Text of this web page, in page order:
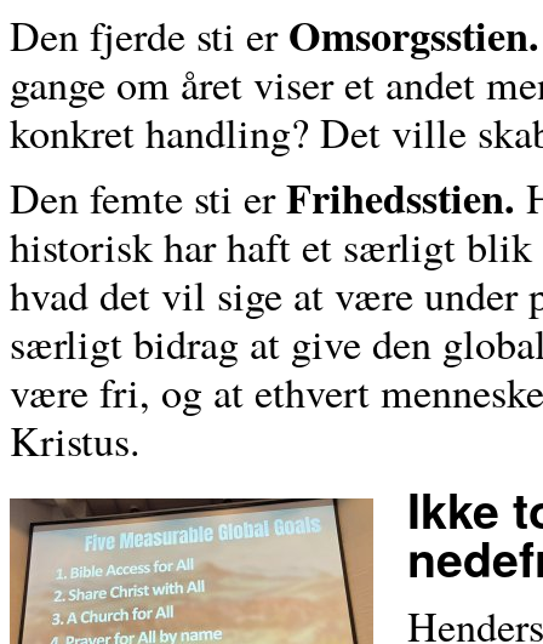
Den fjerde sti erOmsorgsstien.
gange om året viser et andet
konkret handling? Det ville
Den femte sti erFrihedsstien.
historisk har haft et særligt
hvad det vil sige at være under
særligt bidrag at give den
være fri, og at ethvert
Kristus.
Ikke